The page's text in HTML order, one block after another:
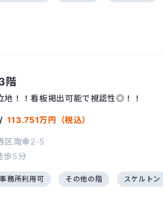
階
地！！看板掲出可能で視認性◎！！
/ 113.751万円（税込）
区南幸2-5
歩5分
事務所利用可 その他の階 スケルトン